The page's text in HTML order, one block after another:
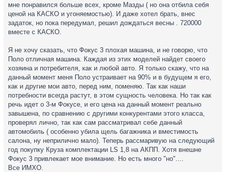
мне понравился больше всех, кроме Мазды ( но она отбила себя
ценой на КАСКО и угоняемостью). И даже хотел брать, внес
задаток, но пока передумал, решил дождаться весны . 720000
вместе с КАСКО.
Я не хочу сказать, что Фокус 3 плохая машина, и не говорю, что
Поло отличная машина. Каждая из этих моделей найдет своего
хозяина и потребителя, как и любой авто. Я только скажу, что на
данный момент меня Поло устраивает на 90% и в будущем я его,
как и другие мои авто, перед ним, поменяю. Так как наши
потребности всегда растут, в этом сущность человека. Но так как
речь идет о 3-м Фокусе, и его цена на данный момент реально
завышена, по сравнению с другими конкурентами этого класса,
проверял лично, так как сам рассматривал себе данный
автомобиль ( особенно убила щель багажника и вместимость
салона, ну неприлично мало). Теперь рассмаривую на следующий
год покупку Круза комплектации LS 1,8 на АКПП. Хотя внешне
Фокус 3 привлекает мое внимание. Но есть много "но"....
Все ИМХО.